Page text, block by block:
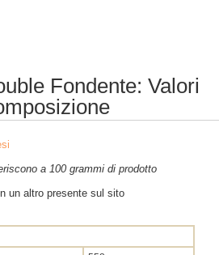
Fondente: Valori
a 100 grammi di prodotto
un altro presente sul sito